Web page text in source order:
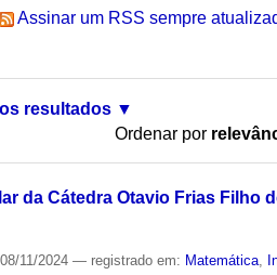
Assinar um RSS sempre
resultados
Ordenar por
da Cátedra Otavio Frias Filho
08/11/2024— registrado em: Matemática